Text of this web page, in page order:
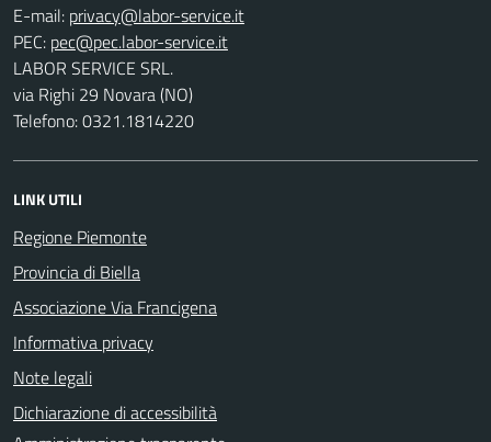
E-mail:
PEC:
LABOR SERVICE SRL.
via Righi 29 Novara (NO)
Telefono: 0321.1814220
LINK UTILI
Regione Piemonte
Provincia di Biella
Associazione Via Francigena
Informativa privacy
Note legali
Dichiarazione di accessibilità